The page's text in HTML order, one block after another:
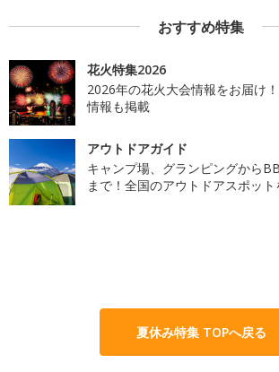
おすすめ特集
花火特集2026
2026年の花火大会情報をお届け
情報も掲載
アウトドアガイド
キャンプ場、グランピングから
まで！全国のアウトドアスポット
夏休み特集 TOPへ戻る